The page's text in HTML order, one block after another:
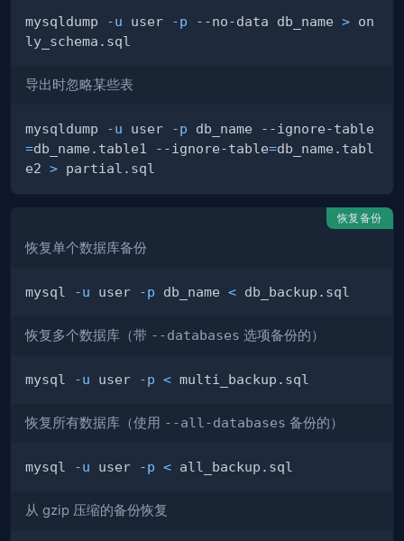
mysqldump -u user -p --no-data db_name > on
导出时忽略某些表
mysqldump -u user -p db_name --ignore-table
=db_name.table1 --ignore-table=db_name.tabl
e2 >
恢复备份
恢复单个数据库备份
mysql -u user -p db_name <
恢复多个数据库（带 --databases 选项备份的）
mysql -u user -p <
恢复所有数据库（使用 --all-databases 备份的）
mysql -u user -p <
从 gzip 压缩的备份恢复